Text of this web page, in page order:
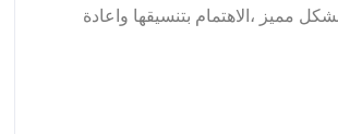
،الاهتمام بتنسيقها واعادة